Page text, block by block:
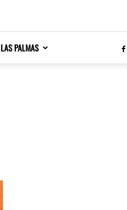
LAS PALMAS